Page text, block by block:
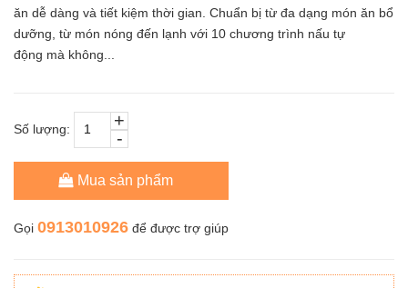
ăn dễ dàng và tiết kiệm thời gian. Chuẩn bị từ đa dạng món ăn bổ
dưỡng, từ món nóng đến lạnh với 10 chương trình nấu tự
động mà không...
Số lượng: -
+
Mua sản phẩm
Gọi 0913010926 để được trợ giúp